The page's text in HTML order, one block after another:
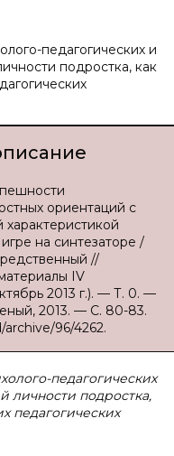
педагогических и
подростка, как
ориентаций с
на синтезаторе /
//
IV
2013 г.). — Т. 0. —
2013. — С. 80-83.
96/4262.
педагогических
личности подростка,
педагогических